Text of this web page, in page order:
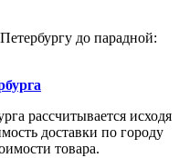
до парадной:
рассчитывается исходя
доставки по городу
товара.